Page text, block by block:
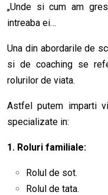
„Unde si cum am
intreaba ei…
Una din abordarile de
si de coaching se
rolurilor de viata.
Astfel putem imparti
specializate in:
1. Roluri familiale:
Rolul de sot.
Rolul de tata.